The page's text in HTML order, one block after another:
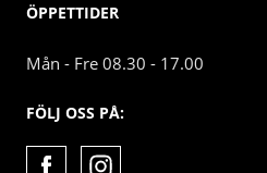
ÖPPETTIDER
Mån - Fre 08.30 - 17.00
FÖLJ OSS PÅ: